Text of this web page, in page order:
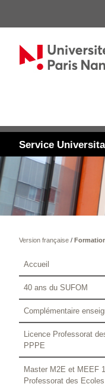
Service
Version française/
Accueil
40 ans du SUFOM
Complémentaire
Licence Professorat
PPPE
Master M2E et MEEF
Professorat des